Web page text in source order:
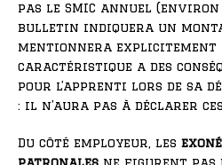
pas le SMIC annuel (environ
bulletin indiquera un
mentionnera explicitement
caractéristique a des
pour l’apprenti lors de sa
: il n’aura pas à déclarer ces
Du côté employeur, les